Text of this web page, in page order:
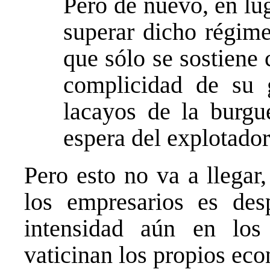
superar dicho
que sólo se sostiene
complicidad de su
lacayos de la
espera del
Pero esto no va a
los empresarios es
intensidad aún en
vaticinan los propios